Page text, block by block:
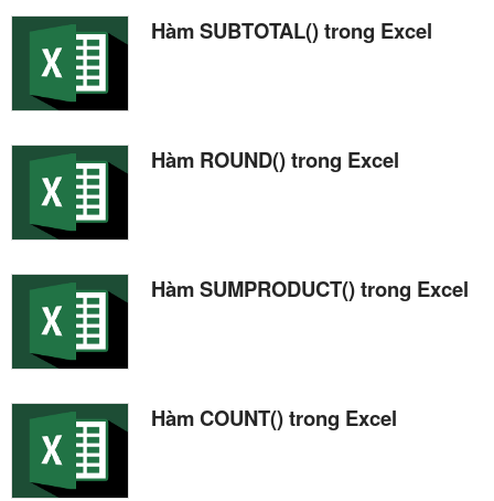
Hàm SUBTOTAL() trong Excel
Hàm ROUND() trong Excel
Hàm SUMPRODUCT() trong Excel
Hàm COUNT() trong Excel